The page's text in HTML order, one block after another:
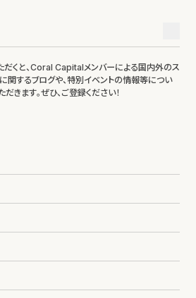
だくと、Coral Capitalメンバーによる国内外のス
関するブログや、特別イベントの情報等につい
きます。ぜひ、ご登録ください！